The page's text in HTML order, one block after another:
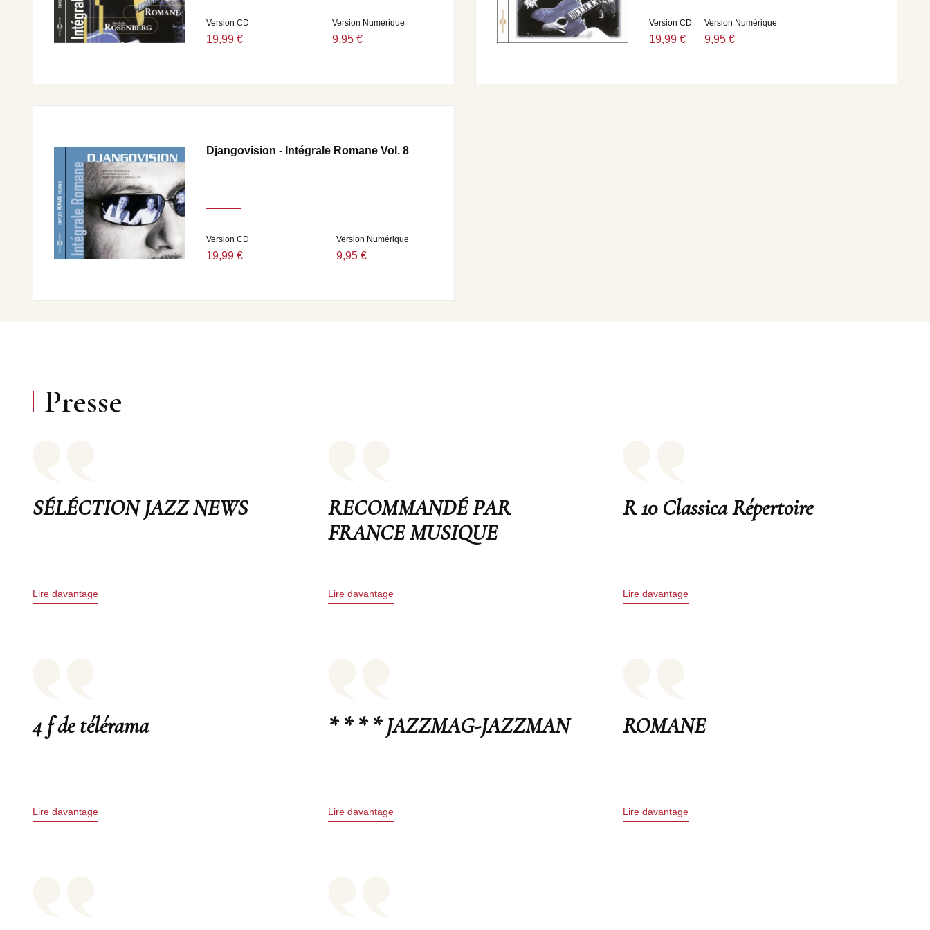
Version CD
19,99 €
Version Numérique
9,95 €
Version CD
19,99 €
Version Numérique
9,95 €
Djangovision - Intégrale Romane Vol. 8
Version CD
19,99 €
Version Numérique
9,95 €
Presse
SÉLÉCTION JAZZ NEWS
Lire davantage
RECOMMANDÉ PAR
FRANCE MUSIQUE
Lire davantage
R 10 Classica Répertoire
Lire davantage
4 f de télérama
Lire davantage
* * * * JAZZMAG-JAZZMAN
Lire davantage
ROMANE
Lire davantage